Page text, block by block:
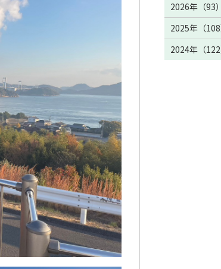
2026年（93）
2025年（108
2024年（122